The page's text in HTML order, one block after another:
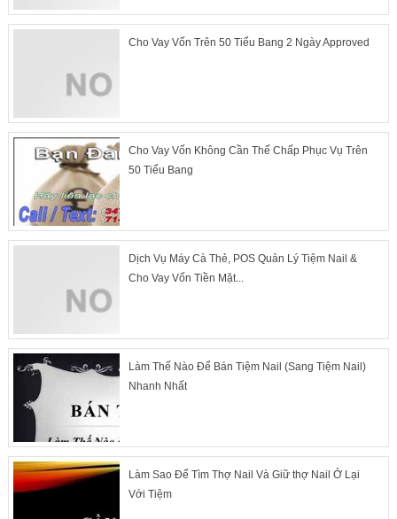
Cho Vay Vốn Trên 50 Tiểu Bang 2 Ngày Approved
Cho Vay Vốn Không Cần Thế Chấp Phục Vụ Trên
50 Tiểu Bang
Dịch Vụ Máy Cà Thẻ, POS Quản Lý Tiệm Nail &
Cho Vay Vốn Tiền Mặt...
Làm Thế Nào Để Bán Tiệm Nail (Sang Tiệm Nail)
Nhanh Nhất
Làm Sao Để Tìm Thợ Nail Và Giữ thợ Nail Ở Lại
Với Tiệm